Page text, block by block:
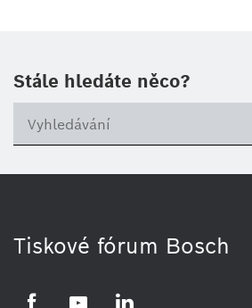
Stále hledáte něco?
Tiskové fórum Bosch